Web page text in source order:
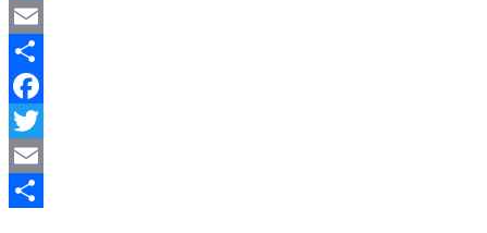
Twitter
Email
Compartir
Facebook
Twitter
Email